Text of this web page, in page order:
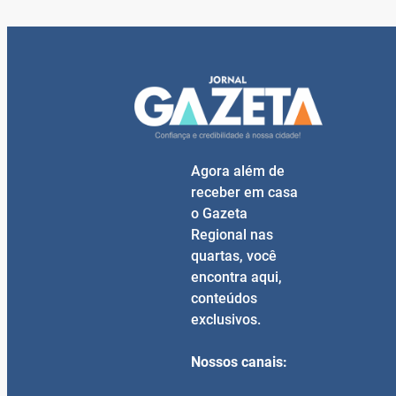
Agora além de
receber em casa
o Gazeta
Regional nas
quartas, você
encontra aqui,
conteúdos
exclusivos.
Nossos canais: